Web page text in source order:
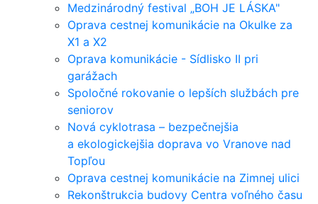
Medzinárodný festival „BOH JE LÁSKA"
Oprava cestnej komunikácie na Okulke za
X1 a X2
Oprava komunikácie - Sídlisko II pri
garážach
Spoločné rokovanie o lepších službách pre
seniorov
Nová cyklotrasa – bezpečnejšia
a ekologickejšia doprava vo Vranove nad
Topľou
Oprava cestnej komunikácie na Zimnej ulici
Rekonštrukcia budovy Centra voľného času